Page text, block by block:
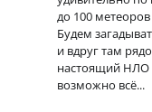
до 100
Будем
и вдруг там
настоящий НЛО
возможно всё...